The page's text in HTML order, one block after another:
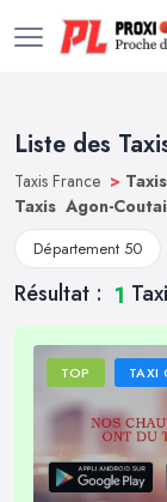
Liste des
Taxis France >
Taxis Agon-
Département 50
Résultat : 1
TOP TAXI